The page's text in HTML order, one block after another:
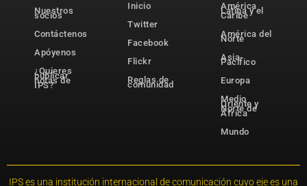
Nuestros
socios
Contáctenos
Apóyenos
¿Quieres
publicar
notas de
IPS?
Inicio
Twitter
Facebook
Flickr
Reglas de
comunidad
América
Latina y el
Caribe
América del
Norte
Asia-
Pacífico
Europa
Medio
Oriente y
Norte de
África
Mundo
IPS es una institución internacional de comunicación cuyo eje es una